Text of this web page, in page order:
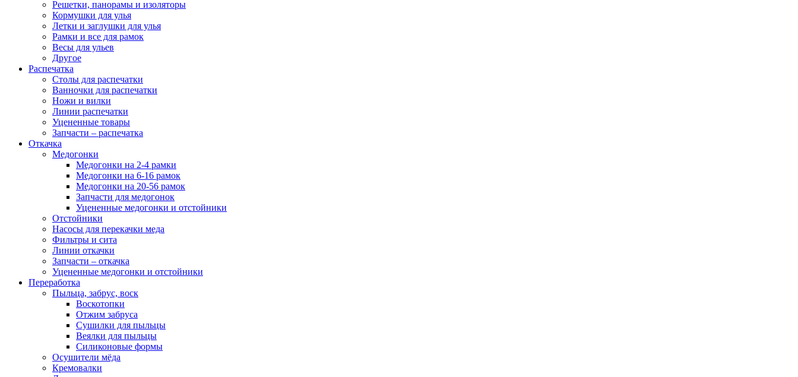
Решетки, панорамы и изоляторы
Кормушки для улья
Летки и заглушки для улья
Рамки и все для рамок
Весы для ульев
Другое
Распечатка
Столы для распечатки
Ванночки для распечатки
Ножи и вилки
Линии распечатки
Уцененные товары
Запчасти – распечатка
Откачка
Медогонки
Медогонки на 2-4 рамки
Медогонки на 6-16 рамок
Медогонки на 20-56 рамок
Запчасти для медогонок
Уцененные медогонки и отстойники
Отстойники
Насосы для перекачки меда
Фильтры и сита
Линии откачки
Запчасти – откачка
Уцененные медогонки и отстойники
Переработка
Пыльца, забрус, воск
Воскотопки
Отжим забруса
Сушилки для пыльцы
Веялки для пыльцы
Силиконовые формы
Осушители мёда
Кремовалки